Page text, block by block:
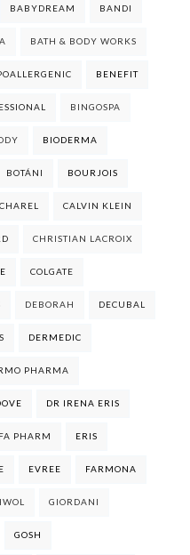
BABYDREAM BANDI
BATH & BODY WORKS
BENEFIT
BINGOSPA
BIODERMA
BOTÁNI BOURJOIS
CALVIN KLEIN
CHRISTIAN LACROIX
COLGATE
DEBORAH DECUBAL
DERMEDIC
PHARMA
DR IRENA ERIS
PHARM ERIS
EVREE FARMONA
GIORDANI
GOSH